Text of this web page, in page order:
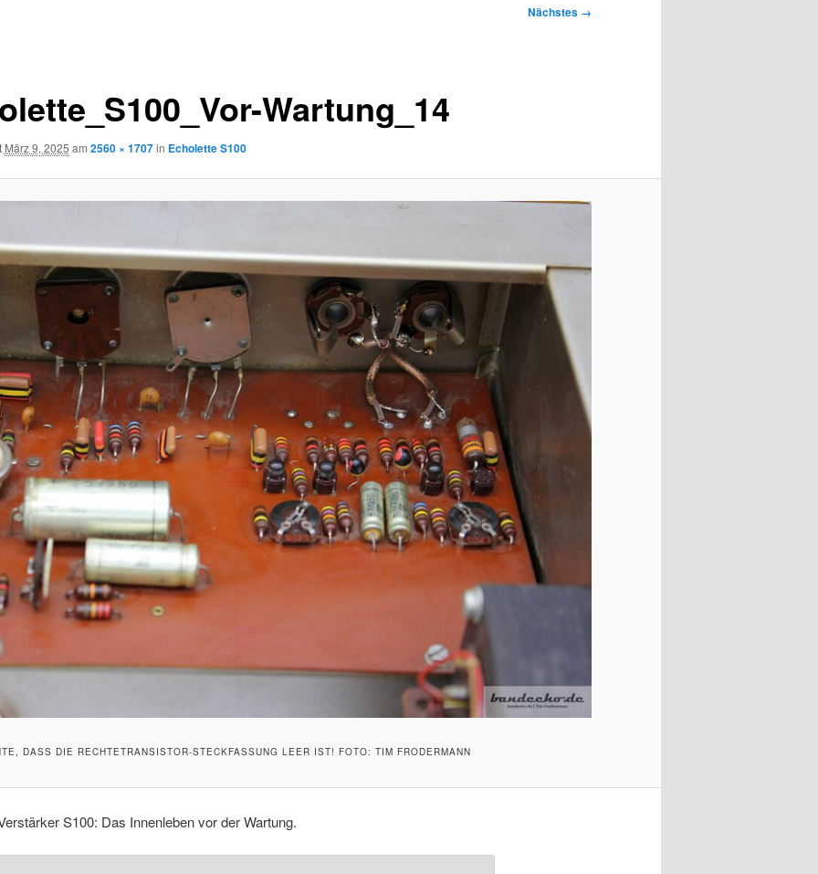
Nächstes →
Wartung_14
März 9, 2025 am 2560 × 1707in Echolette S100
DASS DIE RECHTETRANSISTOR-STECKFASSUNG LEER IST! FOTO: TIM FRODERMANN
S100: Das Innenleben vor der Wartung.